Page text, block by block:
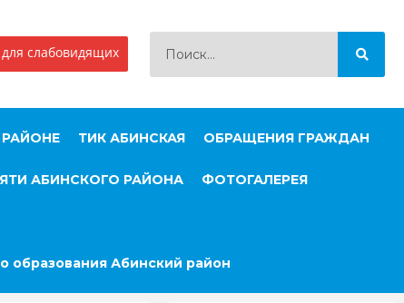
слабовидящих
ТИК АБИНСКАЯ ОБРАЩЕНИЯ ГРАЖДАН
АБИНСКОГО РАЙОНА ФОТОГАЛЕРЕЯ
образования Абинский район